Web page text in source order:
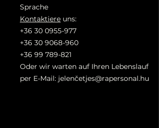
Sprache
Kontaktiere uns:
+36 30 0955-977
+36 30 9068-960
+36 99 789-821
Oder wir warten auf Ihren Lebenslauf
per E-Mail: jelenčetjes@rapersonal.hu